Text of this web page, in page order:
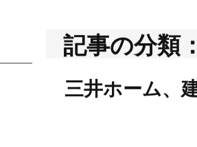
記事の分類
三井ホーム、